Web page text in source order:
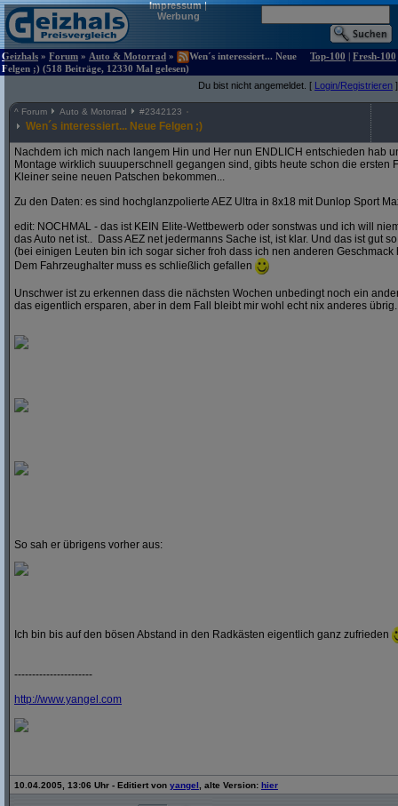
Impressum|
Werbung
Geizhals » Forum » Auto & Motorrad »
Wen´s interessiert... Neue
Felgen ;) (518 Beiträge, 12330 Mal gelesen)
Top-100 | Fresh-100
Du bist nicht angemeldet. [ Login/Registrieren ]
^ Forum Auto & Motorrad #2342123
Wen´s interessiert... Neue Felgen ;)
Nachdem ich mich nach langem Hin und Her nun ENDLICH entschieden hab
Montage wirklich suuuperschnell gegangen sind, gibts heute schon die ersten
Kleiner seine neuen Patschen bekommen...
Zu den Daten: es sind hochglanzpolierte AEZ Ultra in 8x18 mit Dunlop Sport
edit: NOCHMAL - das ist KEIN Elite-Wettbewerb oder sonstwas und ich will
das Auto net ist.. Dass AEZ net jedermanns Sache ist, ist klar. Und das ist gut
(bei einigen Leuten bin ich sogar sicher froh dass ich nen anderen Geschmack
Dem Fahrzeughalter muss es schließlich gefallen
Unschwer ist zu erkennen dass die nächsten Wochen unbedingt noch ein
das eigentlich ersparen, aber in dem Fall bleibt mir wohl echt nix anderes
So sah er übrigens vorher aus:
Ich bin bis auf den bösen Abstand in den Radkästen eigentlich ganz zufrieden
----------------------
http://www.yangel.com
10.04.2005, 13:06 Uhr - Editiert von yangel , alte Version: hier